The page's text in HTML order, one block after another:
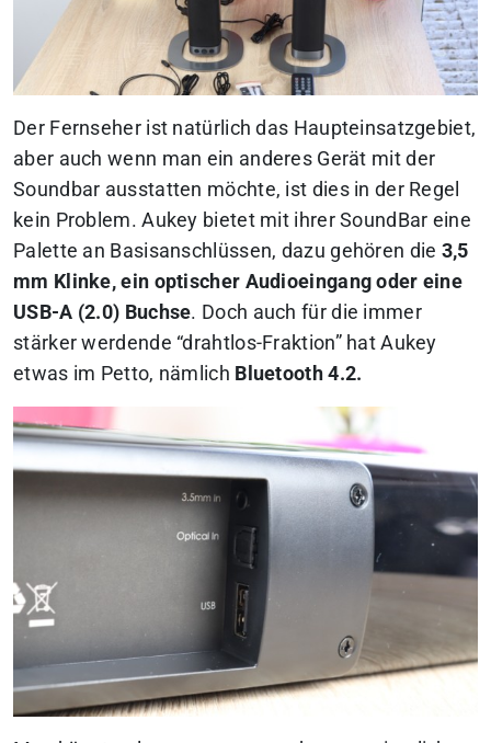
Der Fernseher ist natürlich das Haupteinsatzgebiet,
aber auch wenn man ein anderes Gerät mit der
Soundbar ausstatten möchte, ist dies in der Regel
kein Problem. Aukey bietet mit ihrer SoundBar eine
Palette an Basisanschlüssen, dazu gehören die 3,5
mm Klinke, ein optischer Audioeingang oder eine
USB-A (2.0) Buchse. Doch auch für die immer
stärker werdende “drahtlos-Fraktion” hat Aukey
etwas im Petto, nämlich Bluetooth 4.2.